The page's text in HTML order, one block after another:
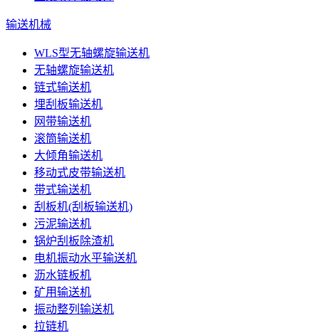
输送机械
WLS型无轴螺旋输送机
无轴螺旋输送机
链式输送机
埋刮板输送机
网带输送机
滚筒输送机
大倾角输送机
移动式皮带输送机
带式输送机
刮板机(刮板输送机)
污泥输送机
锅炉刮板除渣机
电机振动水平输送机
沥水链板机
矿用输送机
振动整列输送机
拉链机